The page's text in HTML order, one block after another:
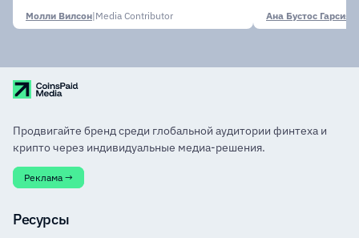
Молли Вилсон|Media Contributor Ана Бустос Гарсия
Продвигайте бренд среди глобальной аудитории финтеха и
крипто через индивидуальные медиа-решения.
Реклама →
Ресурсы